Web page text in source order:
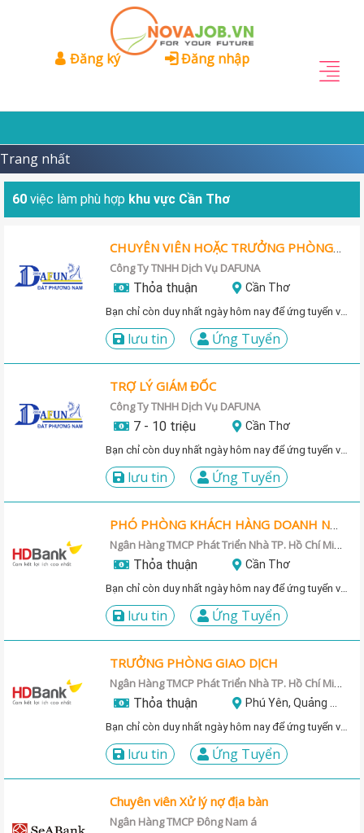
Đăng ký Đăng nhập
Trang nhất
60 việc làm phù hợp khu vực Cần Thơ
CHUYÊN VIÊN HOẶC TRƯỞNG PHÒNG HÀNH CHÁNH NHÂN SỰ
Công Ty TNHH Dịch Vụ DAFUNA
Thỏa thuận Cần Thơ
Bạn chỉ còn duy nhất ngày hôm nay để ứng tuyển vị trí này!
lưu tin Ứng Tuyển
TRỢ LÝ GIÁM ĐỐC
Công Ty TNHH Dịch Vụ DAFUNA
7 - 10 triệu Cần Thơ
Bạn chỉ còn duy nhất ngày hôm nay để ứng tuyển vị trí này!
lưu tin Ứng Tuyển
PHÓ PHÒNG KHÁCH HÀNG DOANH NGHIỆP
Ngân Hàng TMCP Phát Triển Nhà TP. Hồ Chí Minh-PGD Hai Bà Trưng
Thỏa thuận
Cần Thơ
Bạn chỉ còn duy nhất ngày hôm nay để ứng tuyển vị trí này!
lưu tin Ứng Tuyển
TRƯỞNG PHÒNG GIAO DỊCH
Ngân Hàng TMCP Phát Triển Nhà TP. Hồ Chí Minh-PGD Hai Bà Trưng
Thỏa thuận
Phú Yên, Quảng Nam, Quảng Ngãi, Bình Thuận, Bình Định
Bạn chỉ còn duy nhất ngày hôm nay để ứng tuyển vị trí này!
lưu tin Ứng Tuyển
Chuyên viên Xử lý nợ địa bàn
Ngân Hàng TMCP Đông Nam á